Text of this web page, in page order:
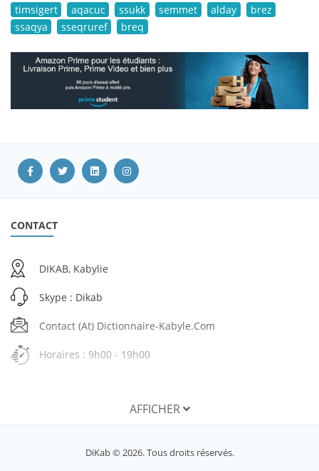
timsigert
aqacuc ssukk semmet alday
brez
ssaqya
sseqruref breq
CONTACT
DIKAB, Kabylie
Skype : Dikab
Contact (at) Dictionnaire-Kabyle.com
Horaires : 9h00 - 19h00
AFFICHER
DiKab © 2026. Tous droits réservés.